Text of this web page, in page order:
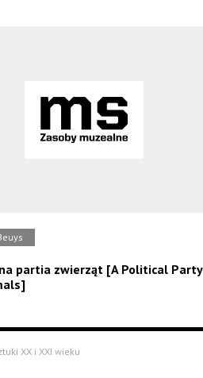
partia zwierząt [A Political Party
XX i XXI wieku